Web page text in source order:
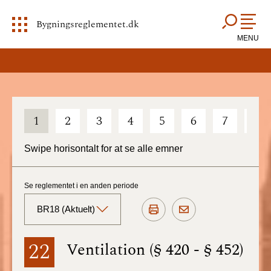
Bygningsreglementet.dk
MENU
1 2 3 4 5 6 7
Swipe horisontalt for at se alle emner
22 Ventilation (§ 420 - § 452)
Se reglementet i en anden periode
BR18 (Aktuelt)
BR18 (Aktuelt)